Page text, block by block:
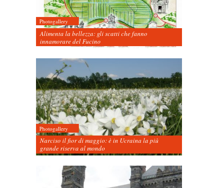
Photogallery
Alimenta la bellezza: gli scatti che fanno
innamorare del Fucino
Photogallery
Narciso il fior di maggio: è in Ucraina la più
grande riserva al mondo